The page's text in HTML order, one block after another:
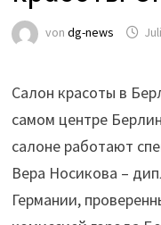
von dg-news
Салон красоты в
самом центре
салоне работают
Вера Носикова –
Германии,